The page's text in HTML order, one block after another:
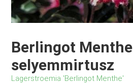
Berlingot Menthe
selyemmirtusz
Lagerstroemia 'Berlingot Menthe'